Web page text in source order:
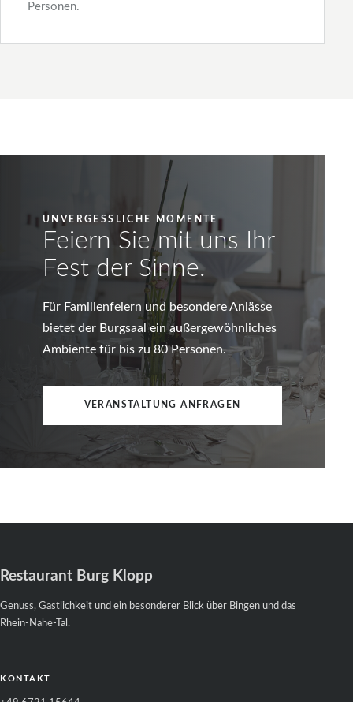
Personen.
UNVERGESSLICHE MOMENTE
Feiern Sie mit uns Ihr
Fest der Sinne.
Für Familienfeiern und besondere Anlässe
bietet der Burgsaal ein außergewöhnliches
Ambiente für bis zu 80 Personen.
VERANSTALTUNG ANFRAGEN
Restaurant Burg Klopp
Genuss, Gastlichkeit und ein besonderer Blick über Bingen und das
Rhein-Nahe-Tal.
KONTAKT